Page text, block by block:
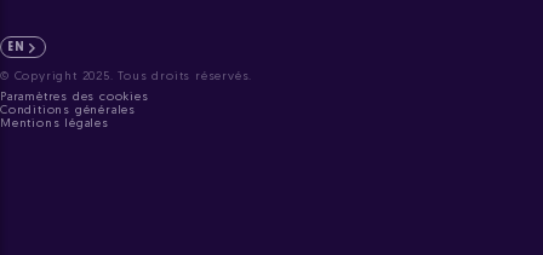
Paramètres des cookies
Conditions générales
Mentions légales
EN
© Copyright 2025. Tous droits réservés.